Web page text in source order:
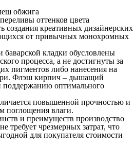
обжига
оттенков цвета
создания креативных дизайнерских
от привычных монохромных
баварской кладки обусловлены
процесса, а не достигнуты за
пигментов либо нанесения на
Флэш кирпич – дышащий
поддержанию оптимального
повышенной прочностью и
поглощения влаги.
и преимуществ производство
требует чрезмерных затрат, что
для покупателя стоимости